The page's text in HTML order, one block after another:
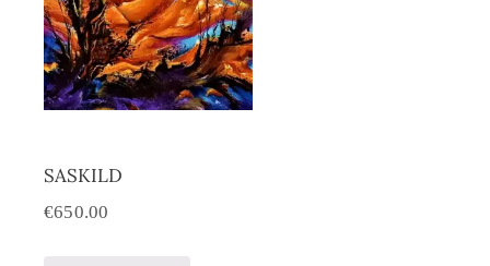
SASKILD
€650.00